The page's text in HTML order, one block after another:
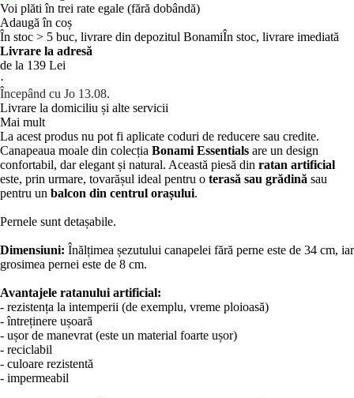
Voi plăti în trei rate egale (fără dobândă)
Adaugă în coș
În stoc > 5 buc, livrare din depozitul BonamiÎn stoc, livrare imediată
Livrare la adresă
de la 139 Lei
·
Începând cu Jo 13.08.
Livrare la domiciliu și alte servicii
Mai mult
La acest produs nu pot fi aplicate coduri de reducere sau credite.
Canapeaua moale din colecția Bonami Essentials are un design
confortabil, dar elegant și natural. Această piesă din ratan artificial
este, prin urmare, tovarășul ideal pentru o terasă sau grădină sau
pentru un balcon din centrul orașului.
Pernele sunt detașabile.
Dimensiuni: Înălțimea șezutului canapelei fără perne este de 34 cm, iar
grosimea pernei este de 8 cm.
Avantajele ratanului artificial:
- rezistența la intemperii (de exemplu, vreme ploioasă)
- întreținere ușoară
- ușor de manevrat (este un material foarte ușor)
- reciclabil
- culoare rezistentă
- impermeabil